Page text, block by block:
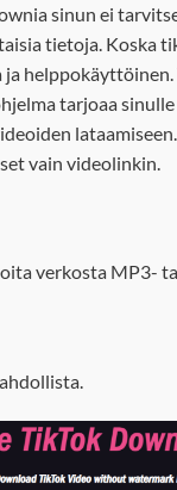
sinun ei
tietoja. Koska
helppokäyttöinen.
tarjoaa
vain videolinkin.
verkosta MP3-